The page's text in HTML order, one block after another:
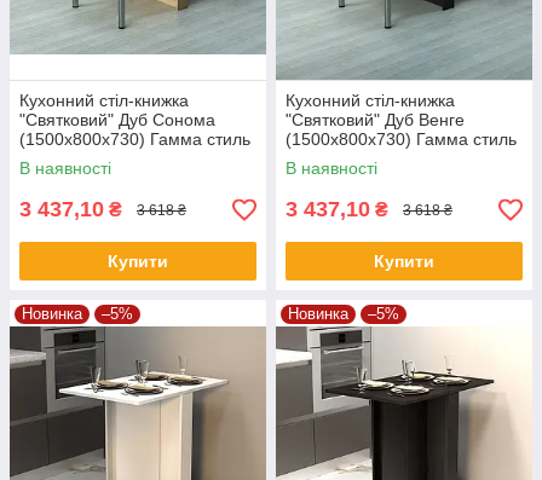
Кухонний стіл-книжка
"Святковий" Дуб Сонома
(1500x800x730) Гамма стиль
В наявності
3 437,10 ₴ 3 618 ₴
Купити
Кухонний стіл-книжка
"Святковий" Дуб Венге
(1500x800x730) Гамма стиль
В наявності
3 437,10 ₴ 3 618 ₴
Купити
Новинка –5% Новинка –5%